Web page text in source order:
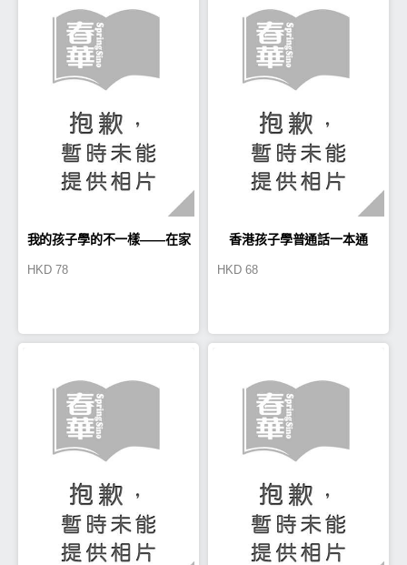
我的孩子學的不一樣——在家
HKD 78
香港孩子學普通話一本通
HKD 68